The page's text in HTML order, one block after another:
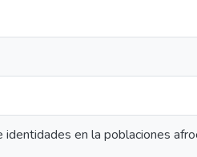
identidades en la poblaciones